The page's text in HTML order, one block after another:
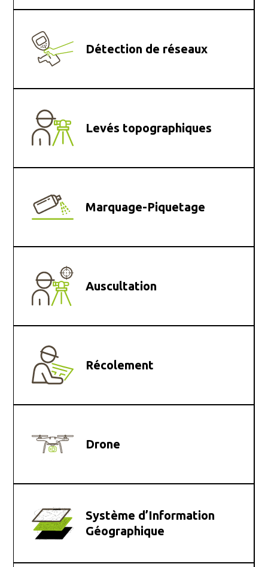
Détection de réseaux
Levés topographiques
Marquage-Piquetage
Auscultation
Récolement
Drone
Système d’Information
Géographique